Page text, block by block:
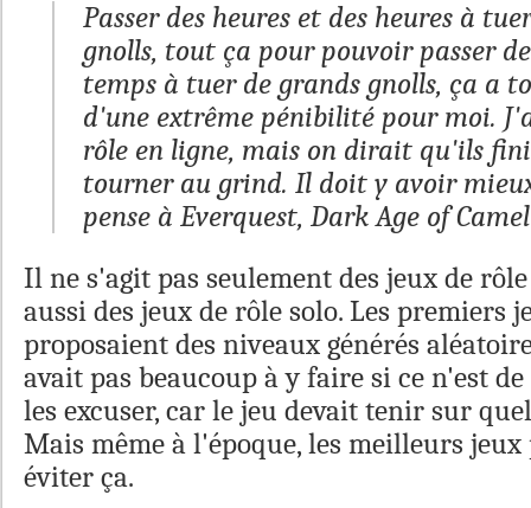
Passer des heures et des heures à
gnolls, tout ça pour pouvoir passer
temps à tuer de grands gnolls, ça a
d'une extrême pénibilité pour moi.
rôle en ligne, mais on dirait qu'ils
tourner au grind. Il doit y avoir
pense à Everquest, Dark Age of
Il ne s'agit pas seulement des jeux de
aussi des jeux de rôle solo. Les premiers
proposaient des niveaux générés
avait pas beaucoup à y faire si ce n'est
les excuser, car le jeu devait tenir sur
Mais même à l'époque, les meilleurs
éviter ça.